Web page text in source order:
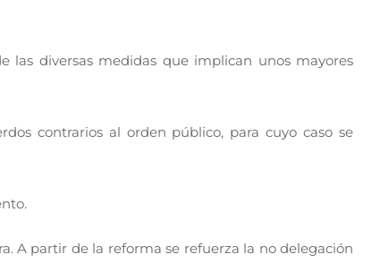
las diversas medidas que implican unos mayores
contrarios al orden público, para cuyo caso se
A partir de la reforma se refuerza la no delegación